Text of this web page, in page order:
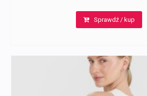
wynosiła:
Sprawdź / kup